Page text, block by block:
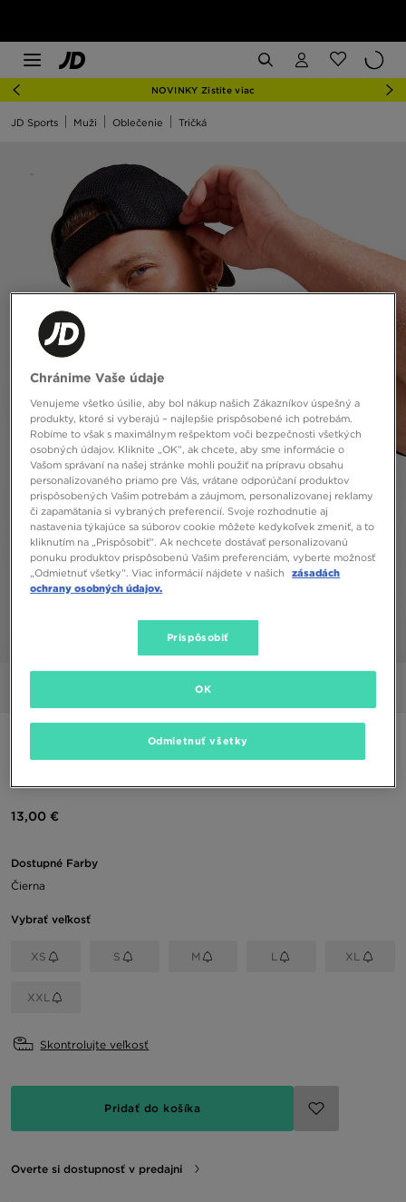
NOVINKY Zistite viac
JD Sports Muži Oblečenie Tričká
13,00 €
Dostupné Farby
Čierna
Vybrať veľkosť
XS S M L XL
XXL
Skontrolujte veľkosť
Pridať do košíka
Overte si dostupnosť v predajni
Chránime Vaše údaje
Venujeme všetko úsilie, aby bol nákup našich Zákazníkov úspešný a
produkty, ktoré si vyberajú – najlepšie prispôsobené ich potrebám.
Robíme to však s maximálnym rešpektom voči bezpečnosti všetkých
osobných údajov. Kliknite „OK”, ak chcete, aby sme informácie o
Vašom správaní na našej stránke mohli použiť na prípravu obsahu
personalizovaného priamo pre Vás, vrátane odporúčaní produktov
prispôsobených Vašim potrebám a záujmom, personalizovanej reklamy
či zapamätania si vybraných preferencií. Svoje rozhodnutie aj
nastavenia týkajúce sa súborov cookie môžete kedykoľvek zmeniť, a to
kliknutím na „Prispôsobiť”. Ak nechcete dostávať personalizovanú
ponuku produktov prispôsobenú Vašim preferenciám, vyberte možnosť
„Odmietnuť všetky”. Viac informácií nájdete v našich
zásadách
ochrany osobných údajov.
Prispôsobiť
Odmietnuť všetky
OK